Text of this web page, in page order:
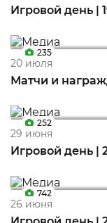
Игровой день |
235
20 июля
Матчи и
252
29 июня
Игровой день |
742
26 июня